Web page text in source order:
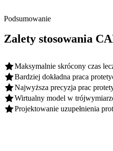
Podsumowanie
Zalety stosowania
Maksymalnie skrócony czas
Bardziej dokładna praca
Najwyższa precyzja prac
Wirtualny model w
Projektowanie uzupełnienia